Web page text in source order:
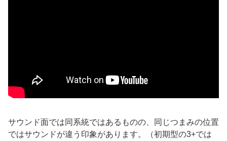
サウンド面では同系統ではあるものの、同じつまみの位置
ではサウンドが違う印象があります。（初期型の3+では